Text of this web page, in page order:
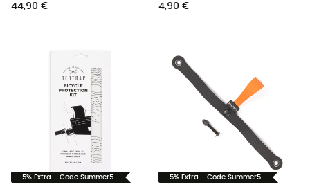
44,90 € 4,90 €
-5% Extra - Code Summer5 -5% Extra - Code Summer5